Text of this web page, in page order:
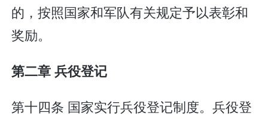
的，按照国家和军队有关规定予以表彰和
奖励。
第二章 兵役登记
第十四条 国家实行兵役登记制度。兵役登